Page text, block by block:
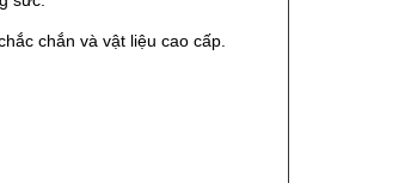
chắn và vật liệu cao cấp.